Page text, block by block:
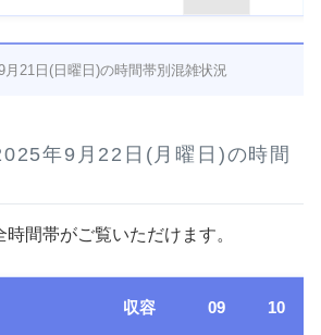
月21日(日曜日)の時間帯別混雑状況
年9月22日(月曜日)の時間
間帯がご覧いただけます。
収容 09 10